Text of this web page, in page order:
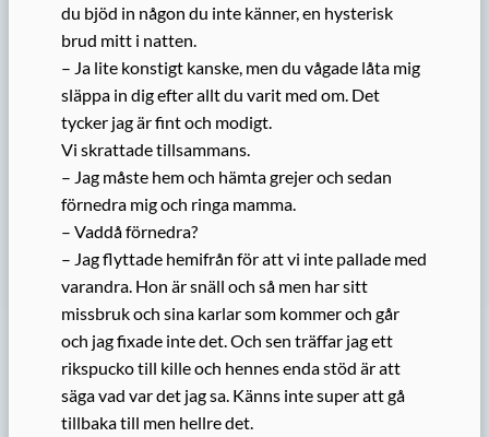
du bjöd in någon du inte känner, en hysterisk
brud mitt i natten.
– Ja lite konstigt kanske, men du vågade låta mig
släppa in dig efter allt du varit med om. Det
tycker jag är fint och modigt.
Vi skrattade tillsammans.
– Jag måste hem och hämta grejer och sedan
förnedra mig och ringa mamma.
– Vaddå förnedra?
– Jag flyttade hemifrån för att vi inte pallade med
varandra. Hon är snäll och så men har sitt
missbruk och sina karlar som kommer och går
och jag fixade inte det. Och sen träffar jag ett
rikspucko till kille och hennes enda stöd är att
säga vad var det jag sa. Känns inte super att gå
tillbaka till men hellre det.